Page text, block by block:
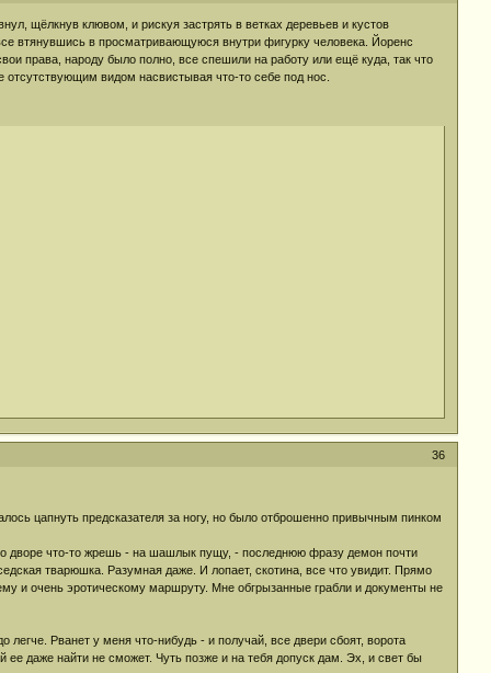
щёлкнув клювом, и рискуя застрять в ветках деревьев и кустов
втянувшись в просматривающуюся внутри фигурку человека. Йоренс
права, народу было полно, все спешили на работу или ещё куда, так что
отсутствующим видом насвистывая что-то себе под нос.
36
цапнуть предсказателя за ногу, но было отброшенно привычным пинком
дворе что-то жрешь - на шашлык пущу, - последнюю фразу демон почти
тварюшка. Разумная даже. И лопает, скотина, все что увидит. Прямо
и очень эротическому маршруту. Мне обгрызанные грабли и документы не
Рванет у меня что-нибудь - и получай, все двери сбоят, ворота
даже найти не сможет. Чуть позже и на тебя допуск дам. Эх, и свет бы